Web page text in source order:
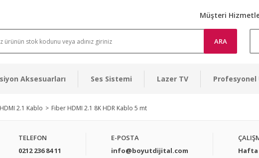
Müşteri
ARA
Aksesuarları Ses Sistemi Lazer TV Profesyonel
HDMI 2.1 Kablo Fiber HDMI 2.1 8K HDR Kablo 5 mt
TELEFON
0212 236 84 11
E-POSTA
info@boyutdijital.com
Hafta